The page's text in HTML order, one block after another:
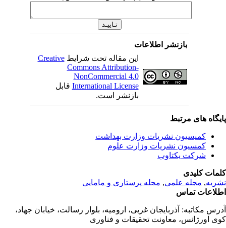
بازنشر اطلاعات
این مقاله تحت شرایطCreative
Commons Attribution-
NonCommercial 4.0
International Licenseقابل
بازنشر است.
های مرتبط
کمیسیون نشریات وزارت بهداشت
کمسیون نشریات وزارت علوم
شرکت یکتاوب
کلیدی
,مجله علمی, مجله پرستاری و مامایی
تماس
مکاتبه:آذربایجان غربی، ارومیه، بلوار رسالت، خیابان جهاد،
اورژانس، معاونت تحقیقات و فناوری